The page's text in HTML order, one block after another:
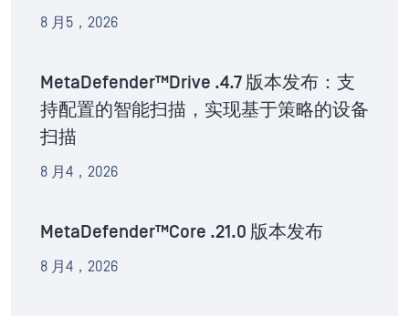
8 月5，2026
MetaDefender™Drive .4.7 版本发布：支
持配置的智能扫描，实现基于策略的设备
扫描
8 月4，2026
MetaDefender™Core .21.0 版本发布
8 月4，2026